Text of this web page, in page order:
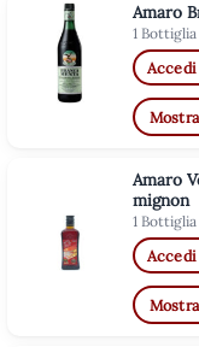
Amaro
1 Bottiglia
Amaro
mignon
1 Bottiglia